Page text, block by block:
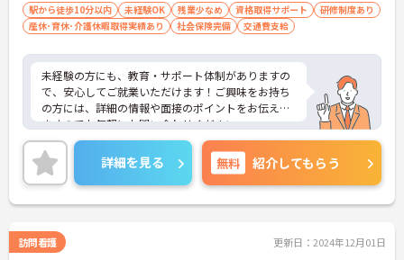
駅から徒歩10分以内 未経験OK 残業少なめ 資格取得サポート
研修制度あり
産休･育休･介護休暇取得実績あり
社会保険完備 交通費支給
未経験の方にも、教育・サポート体制がありますの
で、安心してご就業いただけます！ご興味をお持ち
の方には、詳細の情報や面接のポイントをお伝えし
ますのでお気軽にお問い合わせください。
詳細を見る 無料 紹介してもらう
訪問看護 更新日：2024年12月01日